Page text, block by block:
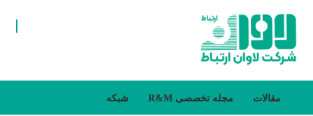
مقالات مجله تخصصی R&M شبکه